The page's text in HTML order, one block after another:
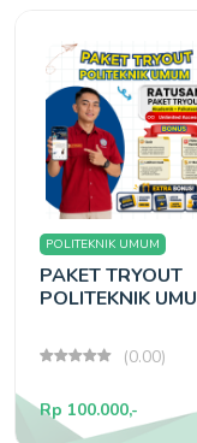
POLITEKNIK UMUM
PAKET TRYOUT
POLITEKNIK
(0.00)
Rp 100.000,-